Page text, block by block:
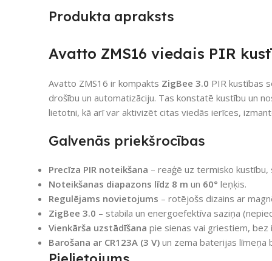
Produkta apraksts
Avatto ZMS16 viedais PIR
Avatto ZMS16 ir kompakts ZigBee 3.0 PIR kustības
drošību un automatizāciju. Tas konstatē kustību un
lietotni, kā arī var aktivizēt citas viedās ierīces,
Galvenās priekšrocības
Precīza PIR noteikšana – reaģē uz termisko
Noteikšanas diapazons līdz 8 m un 60° leņķis.
Regulējams novietojums – rotējošs dizains ar
ZigBee 3.0 – stabila un energoefektīva saziņa
Vienkārša uzstādīšana pie sienas vai griestiem,
Barošana ar CR123A (3 V) un zema baterijas līmeņa